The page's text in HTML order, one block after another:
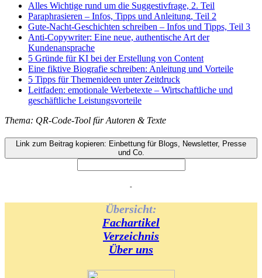
Alles Wichtige rund um die Suggestivfrage, 2. Teil
Paraphrasieren – Infos, Tipps und Anleitung, Teil 2
Gute-Nacht-Geschichten schreiben – Infos und Tipps, Teil 3
Anti-Copywriter: Eine neue, authentische Art der
Kundenansprache
5 Gründe für KI bei der Erstellung von Content
Eine fiktive Biografie schreiben: Anleitung und Vorteile
5 Tipps für Themenideen unter Zeitdruck
Leitfaden: emotionale Werbetexte – Wirtschaftliche und
geschäftliche Leistungsvorteile
Thema: QR-Code-Tool für Autoren & Texte
Link zum Beitrag kopieren: Einbettung für Blogs, Newsletter, Presse
und Co.
-
Übersicht:
Fachartikel
Verzeichnis
Über uns